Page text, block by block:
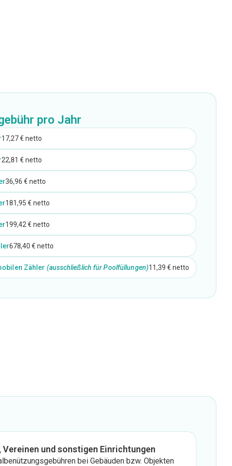
pro Jahr
17,27 € netto
22,81 € netto
36,96 € netto
181,95 € netto
199,42 € netto
678,40 € netto
Zähler (ausschließlich für Poolfüllungen)11,39 € netto
und sonstigen Einrichtungen
bei Gebäuden bzw. Objekten